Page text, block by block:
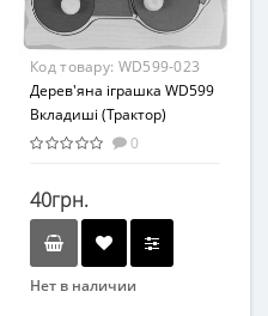
Дерево
Код товару: WD599-023
Дерев'яна іграшка WD599
Вкладиші (Трактор)
0
40грн.
Нет в наличии